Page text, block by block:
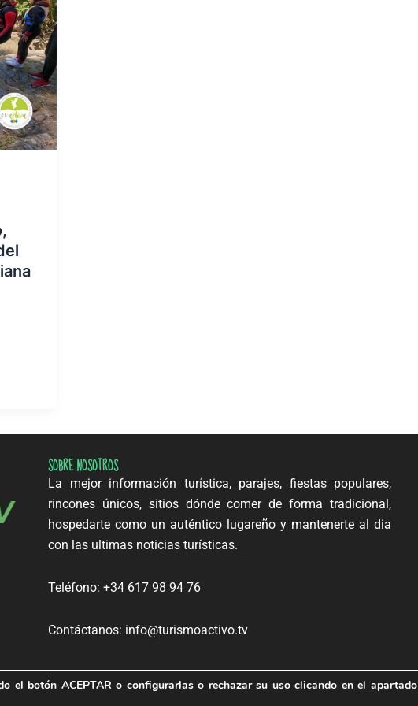
SOBRE NOSOTROS
La mejor información turística, parajes, fiestas populares,
rincones únicos, sitios dónde comer de forma tradicional,
hospedarte como un auténtico lugareño y mantenerte al dia
con las ultimas noticias turísticas.
Teléfono: +34 617 98 94 76
Contáctanos: info@turismoactivo.tv
el botón ACEPTAR o configurarlas o rechazar su uso clicando en el apartado